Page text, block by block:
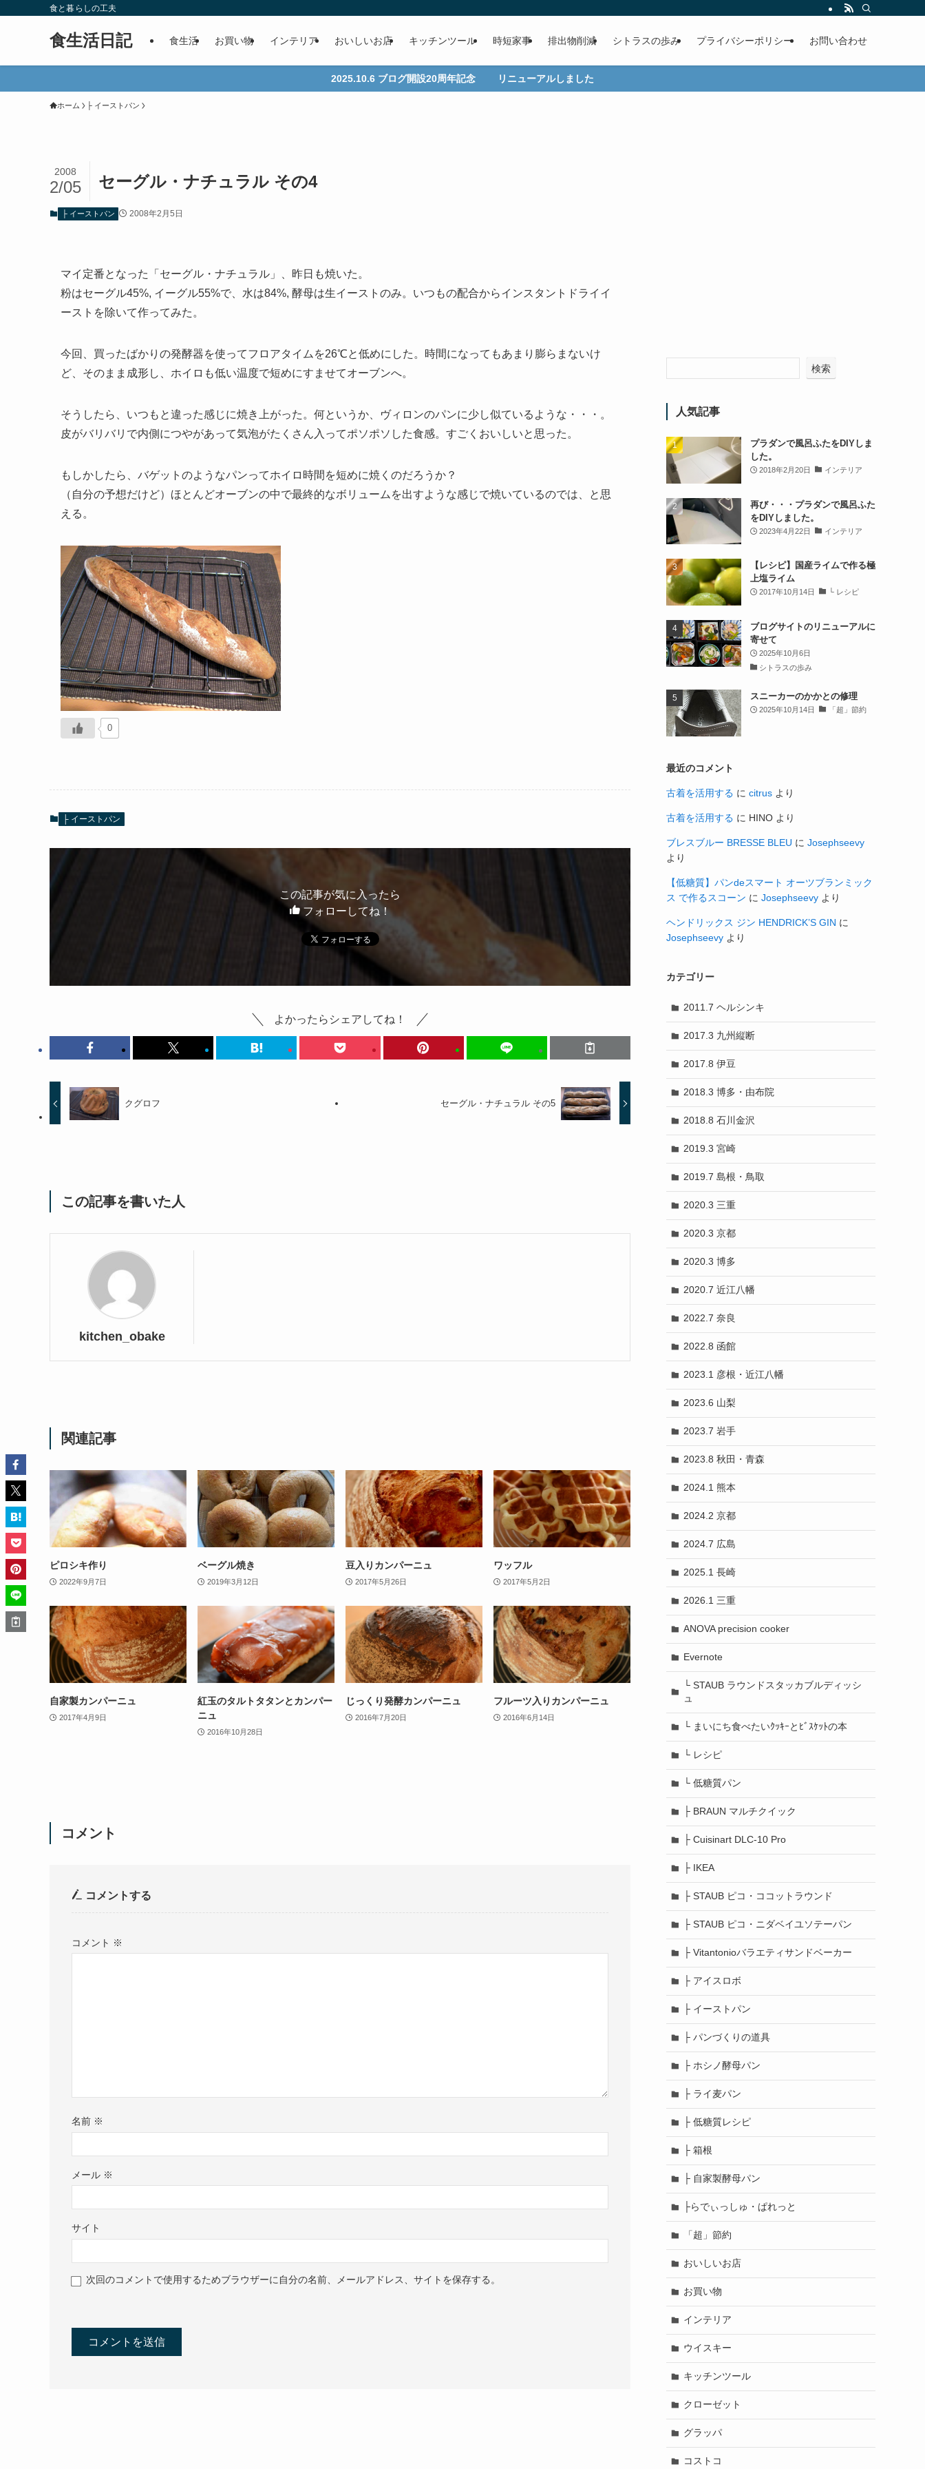
食と暮らしの工夫
食生活日記 食生活 お買い物 インテリア おいしいお店 キッチンツール 時短家事 排出物削減 シトラスの歩み プライバシーポリシー お問い合わせ
2025.10.6 ブログ開設20周年記念 リニューアルしました
ホーム ├ イーストパン
セーグル・ナチュラル その4
2008
2/05
├ イーストパン 2008年2月5日
マイ定番となった「セーグル・ナチュラル」、昨日も焼いた。
粉はセーグル45%, イーグル55%で、水は84%, 酵母は生イーストのみ。いつもの配合からインスタントドライイ
ーストを除いて作ってみた。
今回、買ったばかりの発酵器を使ってフロアタイムを26℃と低めにした。時間になってもあまり膨らまないけ
ど、そのまま成形し、ホイロも低い温度で短めにすませてオーブンへ。
そうしたら、いつもと違った感じに焼き上がった。何というか、ヴィロンのパンに少し似ているような・・・。
皮がバリバリで内側につやがあって気泡がたくさん入ってポソポソした食感。すごくおいしいと思った。
もしかしたら、バゲットのようなパンってホイロ時間を短めに焼くのだろうか？
（自分の予想だけど）ほとんどオーブンの中で最終的なボリュームを出すような感じで焼いているのでは、と思
える。
0
├ イーストパン
この記事が気に入ったら
フォローしてね！
よかったらシェアしてね！
クグロフ セーグル・ナチュラル その5
この記事を書いた人
kitchen_obake
関連記事
ピロシキ作り
2022年9月7日
ベーグル焼き
2019年3月12日
豆入りカンパーニュ
2017年5月26日
ワッフル
2017年5月2日
自家製カンパーニュ
2017年4月9日
紅玉のタルトタタンとカンパー
ニュ
2016年10月28日
じっくり発酵カンパーニュ
2016年7月20日
フルーツ入りカンパーニュ
2016年6月14日
コメント
コメントする
コメント ※
名前 ※
メール ※
サイト
次回のコメントで使用するためブラウザーに自分の名前、メールアドレス、サイトを保存する。
検索
人気記事
プラダンで風呂ふたをDIYしま
した。
2018年2月20日 インテリア
再び・・・プラダンで風呂ふた
をDIYしました。
2023年4月22日 インテリア
【レシピ】国産ライムで作る極
上塩ライム
2017年10月14日 └ レシピ
ブログサイトのリニューアルに
寄せて
2025年10月6日
シトラスの歩み
スニーカーのかかとの修理
2025年10月14日 「超」節約
最近のコメント
古着を活用する に citrus より
古着を活用する に HINO より
ブレスブルー BRESSE BLEU に Josephseevy
より
【低糖質】パンdeスマート オーツブランミック
ス で作るスコーン に Josephseevy より
ヘンドリックス ジン HENDRICK’S GIN に
Josephseevy より
カテゴリー
2011.7 ヘルシンキ
2017.3 九州縦断
2017.8 伊豆
2018.3 博多・由布院
2018.8 石川金沢
2019.3 宮崎
2019.7 島根・鳥取
2020.3 三重
2020.3 京都
2020.3 博多
2020.7 近江八幡
2022.7 奈良
2022.8 函館
2023.1 彦根・近江八幡
2023.6 山梨
2023.7 岩手
2023.8 秋田・青森
2024.1 熊本
2024.2 京都
2024.7 広島
2025.1 長崎
2026.1 三重
ANOVA precision cooker
Evernote
└ STAUB ラウンドスタッカブルディッシ
ュ
└ まいにち食べたいｸｯｷｰとﾋﾞｽｹｯﾄの本
└ レシピ
└ 低糖質パン
├ BRAUN マルチクイック
├ Cuisinart DLC-10 Pro
├ IKEA
├ STAUB ピコ・ココットラウンド
├ STAUB ピコ・ニダベイユソテーパン
├ Vitantonioバラエティサンドベーカー
├ アイスロボ
├ イーストパン
├ パンづくりの道具
├ ホシノ酵母パン
├ ライ麦パン
├ 低糖質レシピ
├ 箱根
├ 自家製酵母パン
├らでぃっしゅ・ぱれっと
「超」節約
おいしいお店
お買い物
インテリア
ウイスキー
キッチンツール
クローゼット
グラッパ
コストコ